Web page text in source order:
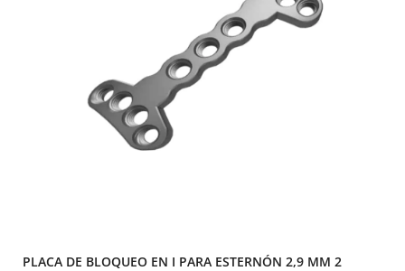
PLACA DE BLOQUEO EN I PARA ESTERNÓN 2,9 MM 2